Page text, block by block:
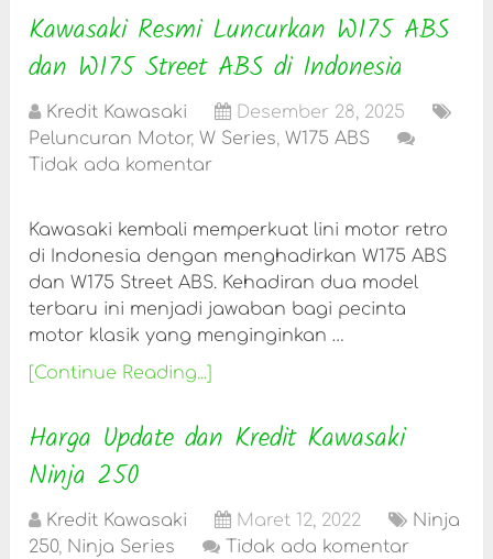
Kawasaki Resmi Luncurkan W175 ABS
dan W175 Street ABS di Indonesia
Kredit Kawasaki
Desember 28, 2025
Peluncuran Motor,W Series,W175 ABS
Tidak ada komentar
Kawasaki kembali memperkuat lini motor retro
di Indonesia dengan menghadirkan W175 ABS
dan W175 Street ABS. Kehadiran dua model
terbaru ini menjadi jawaban bagi pecinta
motor klasik yang menginginkan …
[Continue Reading...]
Harga Update dan Kredit Kawasaki
Ninja 250
Kredit Kawasaki Maret 12, 2022
Ninja
250, Ninja Series Tidak ada komentar